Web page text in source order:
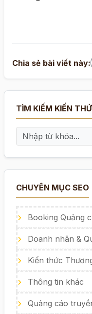
Chia sẻ bài viết này:
TÌM KIẾM KIẾN
CHUYÊN MỤC SEO
Booking Quảng
Doanh nhân &
Kiến thức
Thông tin khác
Quảng cáo